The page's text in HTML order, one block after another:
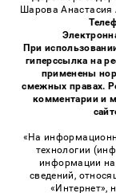
Шарова Анастасия
При
гиперссылка на
применены
смежных правах.
комментарии и
«На
технологии
информации на
сведений,
«Интернет»,